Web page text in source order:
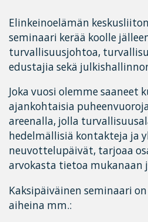
Elinkeinoelämän
seminaari kerää koolle
turvallisuusjohtoa,
edustajia sekä
Joka vuosi olemme
ajankohtaisia
areenalla, jolla
hedelmällisiä kontakteja ja
neuvottelupäivät, tarjoaa
arvokasta tietoa mukanaan
Kaksipäiväinen seminaari
aiheina mm.: